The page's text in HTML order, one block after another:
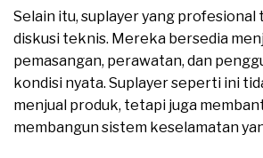
Selain itu, suplayer yang
diskusi teknis. Mereka bersedia
pemasangan, perawatan, dan
kondisi nyata. Suplayer seperti ini
menjual produk, tetapi juga
membangun sistem keselamatan